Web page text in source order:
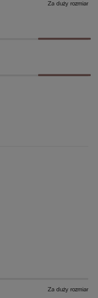
Za duży rozmiar
Za duży rozmiar